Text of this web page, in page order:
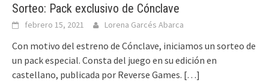
Sorteo: Pack exclusivo de Cónclave
febrero 15, 2021 Lorena Garcés Abarca
Con motivo del estreno de Cónclave, iniciamos un sorteo de
un pack especial. Consta del juego en su edición en
castellano, publicada por Reverse Games. […]